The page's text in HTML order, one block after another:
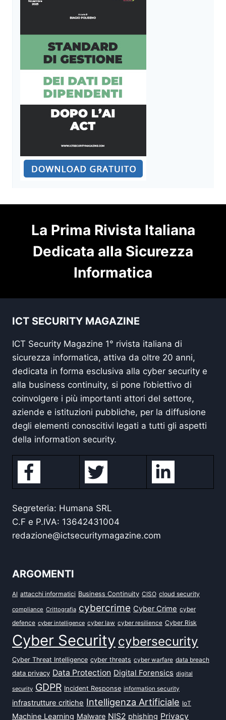
La Prima Rivista Italiana
Dedicata alla Sicurezza
Informatica
ICT SECURITY MAGAZINE
ICT Security Magazine 1° rivista italiana di
sicurezza informatica, attiva da oltre 20 anni,
dedicata in forma esclusiva alla cyber security e
alla business continuity, si pone l’obiettivo di
coinvolgere i più importanti attori del settore,
aziende e istituzioni pubbliche, per la diffusione
degli elementi conoscitivi legati a tutti gli aspetti
della information security.
Segreteria: Humana SRL
C.F e P.IVA: 13642431004
redazione@ictsecuritymagazine.com
ARGOMENTI
AI attacchi informatici Business Continuity CISO cloud security
compliance Crittografia cybercrime Cyber Crime cyber
defence cyber intelligence cyber law cyber resilience Cyber Risk
Cyber Security cybersecurity
Cyber Threat Intelligence cyber threats cyber warfare data breach
data privacy Data Protection Digital Forensics digital
security GDPR Incident Response information security
infrastrutture critiche Intelligenza Artificiale IoT
Machine Learning Malware NIS2 phishing Privacy